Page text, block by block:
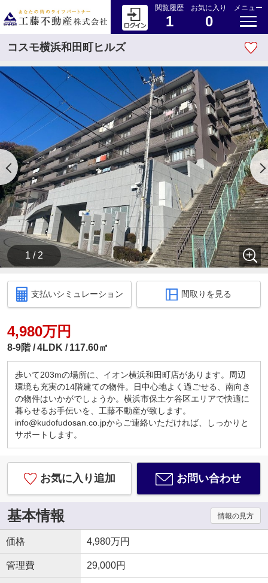
閲覧履歴
1
お気に入り
0
メニュー
コスモ横浜和田町ヒルズ
1 / 2
支払いシミュレーション 間取りを見る
4,980万円
8-9階 4LDK 117.60㎡
歩いて203mの場所に、イオン横浜和田町店があります。周辺
環境も充実の14階建ての物件。日中心地よく過ごせる、南向き
の物件はいかがでしょうか。横浜市保土ケ谷区エリアで快適に
暮らせるお手伝いを、工藤不動産が致します。
info@kudofudosan.co.jpからご連絡いただければ、しっかりと
サポートします。
お気に入り追加 お問い合わせ
基本情報 情報の見方
価格 4,980万円
管理費 29,000円